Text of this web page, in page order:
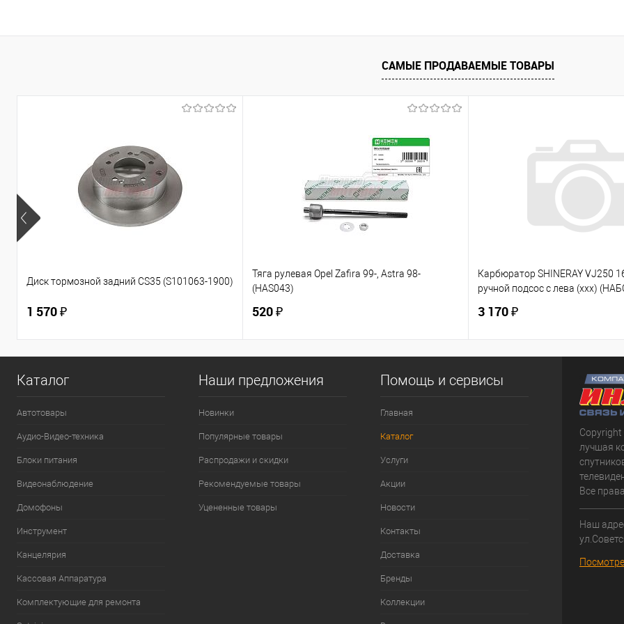
САМЫЕ ПРОДАВАЕМЫЕ ТОВАРЫ
Диск тормозной задний CS35 (S101063-1900)
1 570 ₽
Тяга рулевая Opel Zafira 99-, Astra 98-
(HAS043)
520 ₽
Карбюратор SHINERAY VJ250
ручной подсос с лева (ххх)
3 170 ₽
Каталог
Автотовары
Аудио-Видео-техника
Блоки питания
Видеонаблюдение
Домофоны
Инструмент
Канцелярия
Кассовая Аппаратура
Комплектующие для ремонта
Наши предложения
Новинки
Популярные товары
Распродажи и скидки
Рекомендуемые товары
Уцененные товары
Помощь и сервисы
Главная
Каталог
Услуги
Акции
Новости
Контакты
Доставка
Бренды
Коллекции
лучшая
Все
Наш